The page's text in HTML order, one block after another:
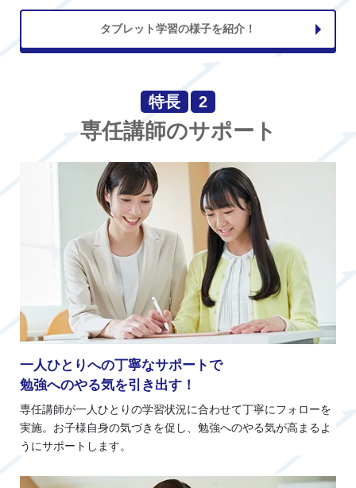
タブレット学習の様子を紹介！
特長 2
専任講師のサポート
一人ひとりへの丁寧なサポートで
勉強へのやる気を引き出す！
専任講師が一人ひとりの学習状況に合わせて丁寧にフォローを
実施。お子様自身の気づきを促し、勉強へのやる気が高まるよ
うにサポートします。